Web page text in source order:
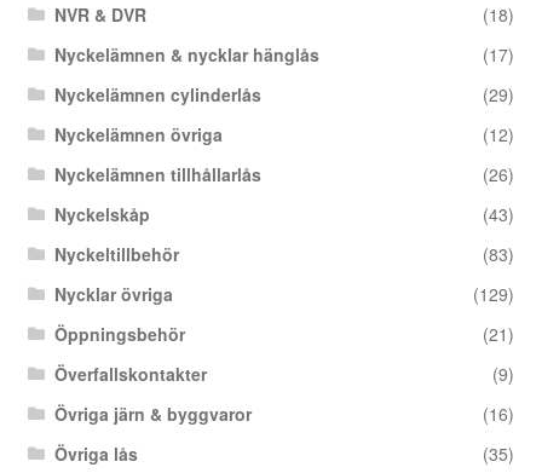
NVR & DVR
(18)
Nyckelämnen & nycklar hänglås
(17)
Nyckelämnen cylinderlås
(29)
Nyckelämnen övriga
(12)
Nyckelämnen tillhållarlås
(26)
Nyckelskåp
(43)
Nyckeltillbehör
(83)
Nycklar övriga
(129)
Öppningsbehör
(21)
Överfallskontakter
(9)
Övriga järn & byggvaror
(16)
Övriga lås
(35)